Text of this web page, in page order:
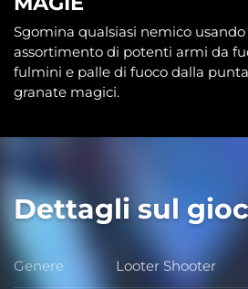
Sgomina qualsiasi nemico
assortimento di potenti armi da
fulmini e palle di fuoco dalla
granate magici.
Dettagli sul
Genere Genere
Looter Shooter